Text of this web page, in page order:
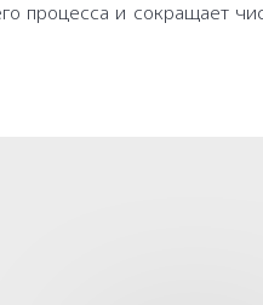
процесса и сокращает